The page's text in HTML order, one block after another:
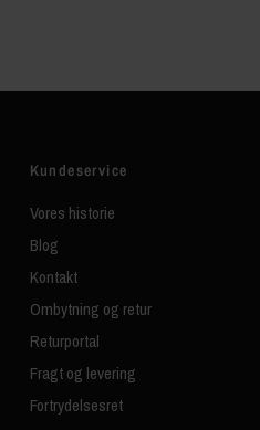
Kundeservice
Vores historie
Blog
Kontakt
Ombytning og retur
Returportal
Fragt og levering
Fortrydelsesret